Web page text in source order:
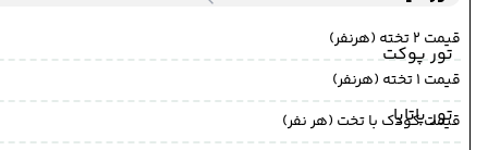
تور پوکت
تور پاتایا
قیمت 2 تخته (هرنفر)
قیمت 1 تخته (هرنفر)
قیمت کودک با تخت (هر نفر)